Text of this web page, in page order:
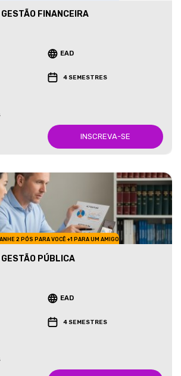
FINANCEIRA
EAD
4 SEMESTRES
INSCREVA-SE
2 PÓS PARA VOCÊ +1 PARA UM AMIGO
PÚBLICA
EAD
4 SEMESTRES